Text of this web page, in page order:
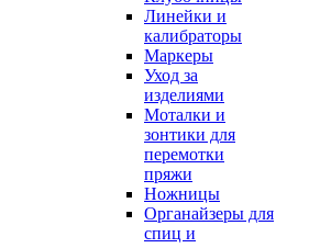
Линейки и
калибраторы
Маркеры
Уход за
изделиями
Моталки и
зонтики для
перемотки
пряжи
Ножницы
Органайзеры для
спиц и